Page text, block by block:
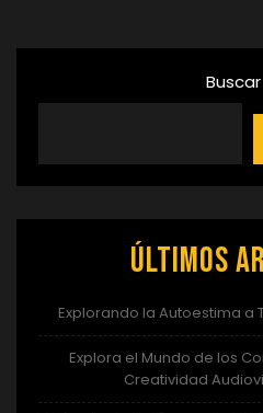
Últimos
Explorando la Autoestima a
Explora el Mundo de los
Creatividad